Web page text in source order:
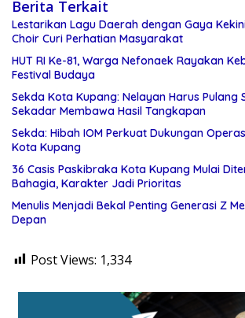
Berita Terkait
Lestarikan Lagu Daerah dengan Gaya
Choir Curi Perhatian Masyarakat
HUT RI Ke-81, Warga Nefonaek Rayakan
Festival Budaya
Sekda Kota Kupang: Nelayan Harus Pulang
Sekadar Membawa Hasil Tangkapan
Sekda: Hibah IOM Perkuat Dukungan
Kota Kupang
36 Casis Paskibraka Kota Kupang Mulai
Bahagia, Karakter Jadi Prioritas
Menulis Menjadi Bekal Penting Generasi Z
Depan
Post Views: 1,334